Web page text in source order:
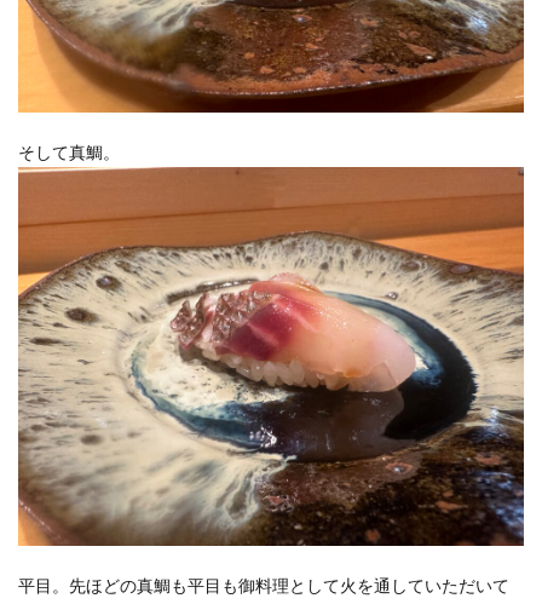
そして真鯛。
平目。先ほどの真鯛も平目も御料理として火を通していただいて